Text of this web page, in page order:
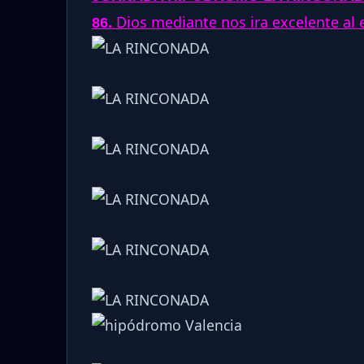
86. Dios mediante nos ira excelente al